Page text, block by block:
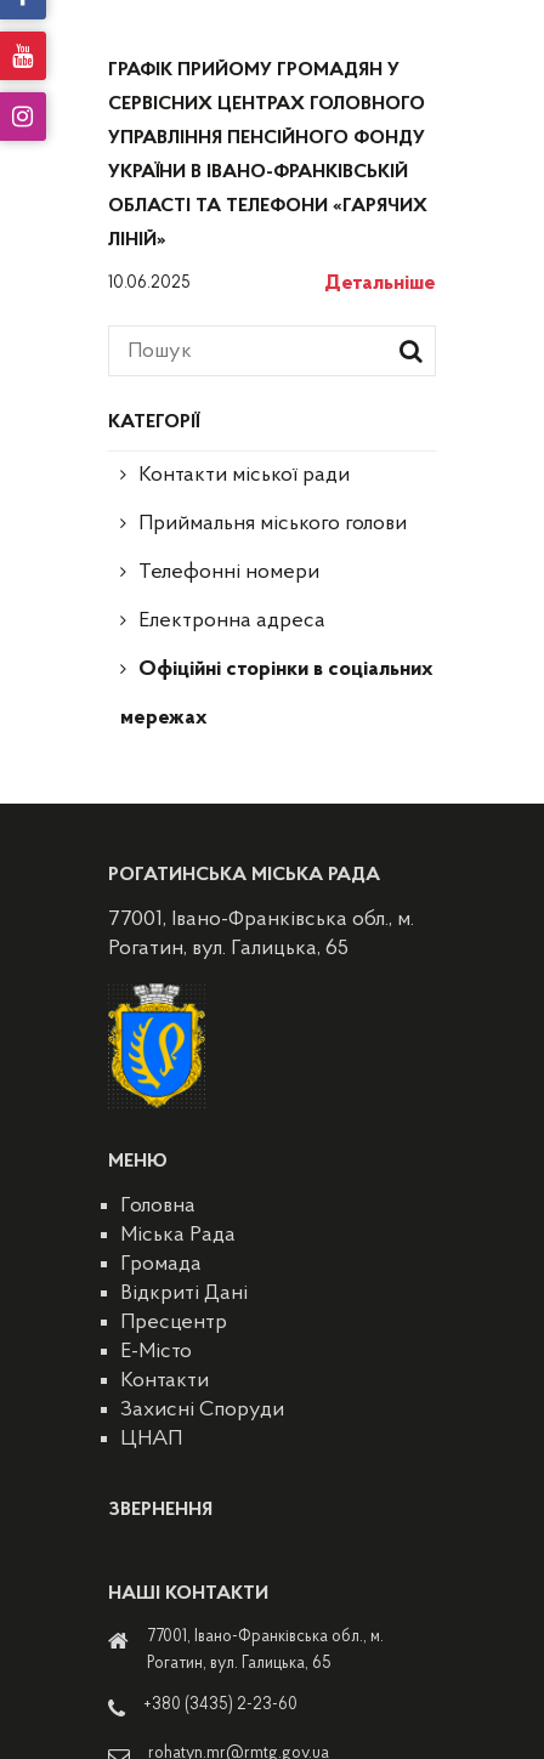
КАТЕГОРІЇ
Контакти міської ради
Приймальня міського голови
Телефонні номери
Електронна адреса
Офіційні сторінки в соціальних
мережах
ГРАФІК ПРИЙОМУ ГРОМАДЯН У
СЕРВІСНИХ ЦЕНТРАХ ГОЛОВНОГО
УПРАВЛІННЯ ПЕНСІЙНОГО ФОНДУ
УКРАЇНИ В ІВАНО-ФРАНКІВСЬКІЙ
ОБЛАСТІ ТА ТЕЛЕФОНИ «ГАРЯЧИХ
ЛІНІЙ»
10.06.2025 Детальніше
РОГАТИНСЬКА МІСЬКА РАДА
77001, Івано-Франківська обл., м.
Рогатин, вул. Галицька, 65
МЕНЮ
Головна
Міська Рада
Громада
Відкриті Дані
Пресцентр
E-Місто
Контакти
Захисні Споруди
ЦНАП
ЗВЕРНЕННЯ
НАШІ КОНТАКТИ
77001, Івано-Франківська обл., м.
Рогатин, вул. Галицька, 65
+380 (3435) 2-23-60
rohatyn.mr@rmtg.gov.ua